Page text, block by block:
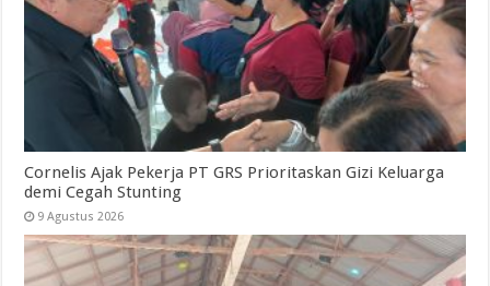
Cornelis Ajak Pekerja PT GRS Prioritaskan Gizi Keluarga
demi Cegah Stunting
9 Agustus 2026